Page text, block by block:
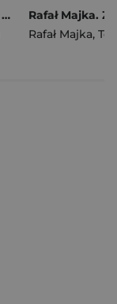
Pierogi z kimchi. Moje ulubione azjatyckie przepisy - książka z autografem
Rafał Majka,